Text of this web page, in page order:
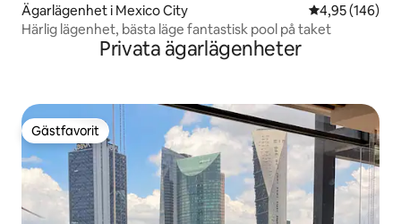
Ägarlägenhet i Mexico City 4,95 av 5 i
4,95 (146)
Härlig lägenhet, bästa läge fantastisk pool på taket
Privata ägarlägenheter
Gästfavorit
Gästfavorit